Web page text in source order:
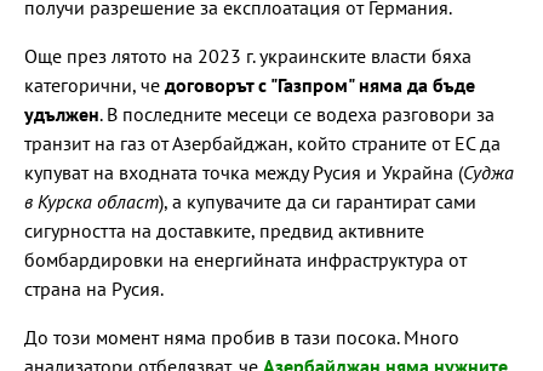
получи разрешение за експлоатация от Германия.
Още през лятото на 2023 г. украинските власти бяха
категорични, че договорът с "Газпром" няма да бъде
удължен. В последните месеци се водеха разговори за
транзит на газ от Азербайджан, който страните от ЕС да
купуват на входната точка между Русия и Украйна (Суджа
в Курска област), а купувачите да си гарантират сами
сигурността на доставките, предвид активните
бомбардировки на енергийната инфраструктура от
страна на Русия.
До този момент няма пробив в тази посока. Много